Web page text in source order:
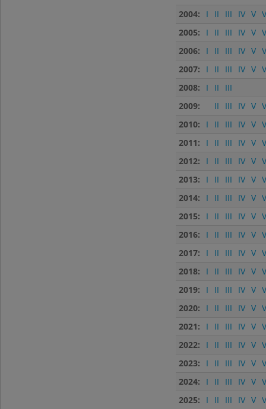
2004:
I II III IV V
2005:
I II III IV V
2006:
I II III IV V
2007:
I II III IV V
2008:
I II
III
2009:
II III IV V
2010:
I II III IV V
2011:
I II III IV V
2012:
I II III IV V
2013:
I II III IV V
2014:
I II III IV V
2015:
I II III IV V
2016:
I II III IV V
2017:
I II III IV V
2018:
I II III IV V
2019:
I II III IV V
2020:
I II III IV V
2021:
I II III IV V
2022:
I II III IV V
2023:
I II III IV V
2024:
I II III IV V
2025:
I II III IV V